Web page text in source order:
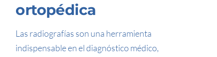
ortopédica
Las radiografías son una herramienta
indispensable en el diagnóstico médico,